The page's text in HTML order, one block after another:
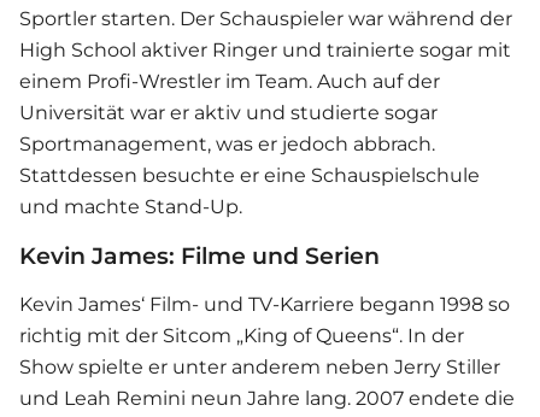
Sportler starten. Der Schauspieler war während der
High School aktiver Ringer und trainierte sogar mit
einem Profi-Wrestler im Team. Auch auf der
Universität war er aktiv und studierte sogar
Sportmanagement, was er jedoch abbrach.
Stattdessen besuchte er eine Schauspielschule
und machte Stand-Up.
Kevin James: Filme und Serien
Kevin James‘ Film- und TV-Karriere begann 1998 so
richtig mit der Sitcom „King of Queens“. In der
Show spielte er unter anderem neben Jerry Stiller
und Leah Remini neun Jahre lang. 2007 endete die